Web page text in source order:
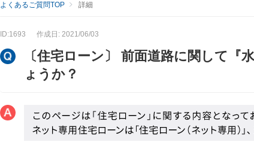
よくあるご質問TOP 詳細
ID:1693 作成日: 2021/06/03
〔住宅ローン〕 前面道路に関して『
ょうか？